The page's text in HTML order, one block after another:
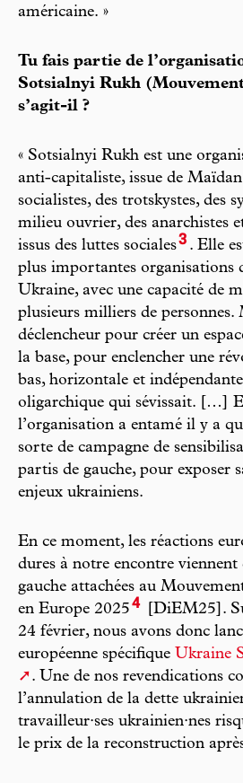
américaine. »
Tu fais partie de
Sotsialnyi Rukh
s’agit-il ?
« Sotsialnyi Rukh est une
anti-capitaliste, issue de
socialistes, des trotskystes, des
milieu ouvrier, des anarchistes
issus des luttes sociales3 . Elle
plus importantes organisations
Ukraine, avec une capacité de
plusieurs milliers de personnes.
déclencheur pour créer un
la base, pour enclencher une
bas, horizontale et
oligarchique qui sévissait. […]
l’organisation a entamé il y a
sorte de campagne de
partis de gauche, pour exposer
enjeux ukrainiens.
En ce moment, les réactions
dures à notre encontre viennent
gauche attachées au
en Europe 20254
[DiEM25].
24 février, nous avons donc
européenne spécifique Ukraine
. Une de nos revendications
l’annulation de la dette
travailleur·ses ukrainien·nes
le prix de la reconstruction